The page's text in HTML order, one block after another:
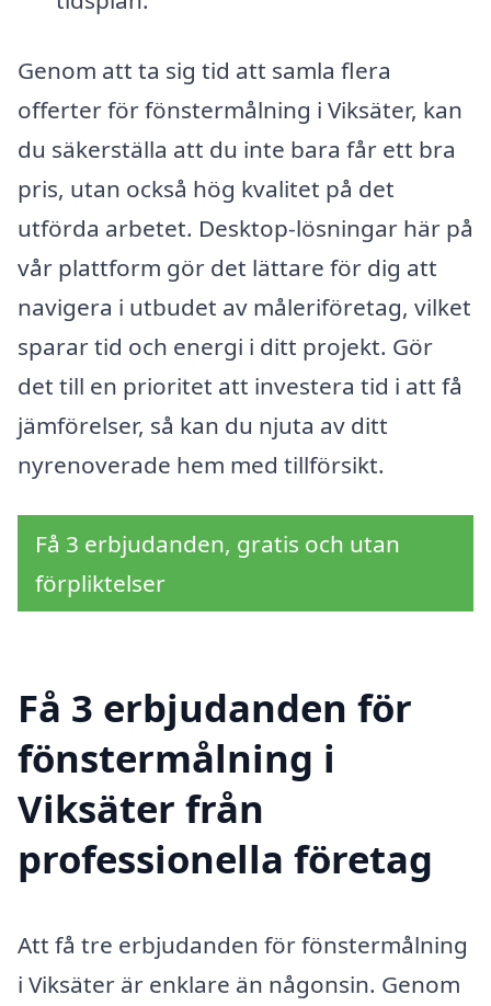
Genom att ta sig tid att samla flera
offerter för fönstermålning i Viksäter, kan
du säkerställa att du inte bara får ett bra
pris, utan också hög kvalitet på det
utförda arbetet. Desktop-lösningar här på
vår plattform gör det lättare för dig att
navigera i utbudet av måleriföretag, vilket
sparar tid och energi i ditt projekt. Gör
det till en prioritet att investera tid i att få
jämförelser, så kan du njuta av ditt
nyrenoverade hem med tillförsikt.
Få 3 erbjudanden, gratis och utan
förpliktelser
Få 3 erbjudanden för
fönstermålning i
Viksäter från
professionella företag
Att få tre erbjudanden för fönstermålning
i Viksäter är enklare än någonsin. Genom